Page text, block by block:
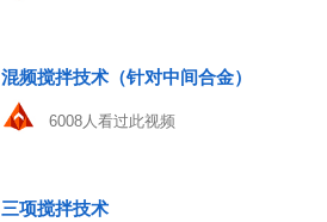
混频搅拌技术（针对中间合金）
6008人看过此视频
三项搅拌技术